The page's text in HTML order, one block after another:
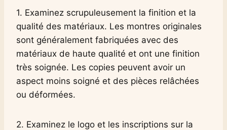
1. Examinez scrupuleusement la finition et la
qualité des matériaux. Les montres originales
sont généralement fabriquées avec des
matériaux de haute qualité et ont une finition
très soignée. Les copies peuvent avoir un
aspect moins soigné et des pièces relâchées
ou déformées.
2. Examinez le logo et les inscriptions sur la